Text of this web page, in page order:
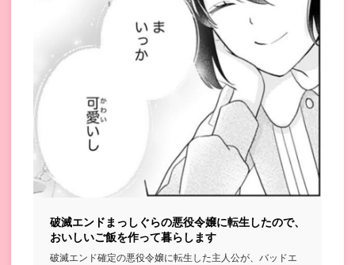
破滅エンドまっしぐらの悪役令嬢に転生したので、
おいしいご飯を作って暮らします
破滅エンド確定の悪役令嬢に転生した主人公が、バッドエ